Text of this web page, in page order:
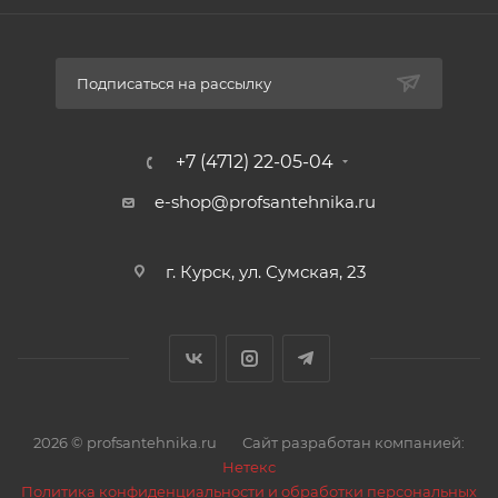
Подписаться на рассылку
+7 (4712) 22-05-04
e-shop@profsantehnika.ru
г. Курск, ул. Сумская, 23
2026 © profsantehnika.ru
Сайт разработан компанией:
Нетекс
Политика конфиденциальности и обработки персональных